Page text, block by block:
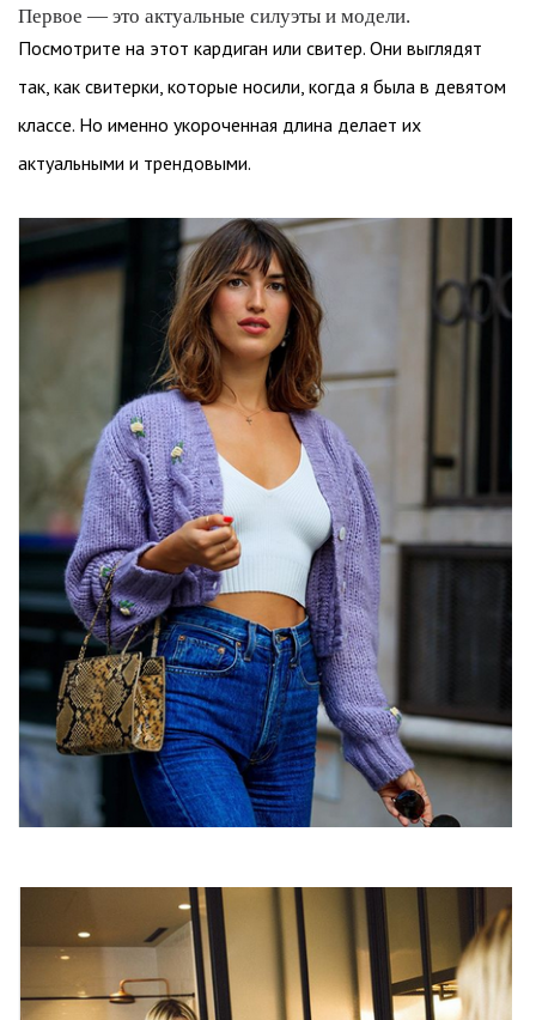
Первое — это актуальные силуэты и модели.
Посмотрите на этот кардиган или свитер. Они выглядят
так, как свитерки, которые носили, когда я была в девятом
классе. Но именно укороченная длина делает их
актуальными и трендовыми.